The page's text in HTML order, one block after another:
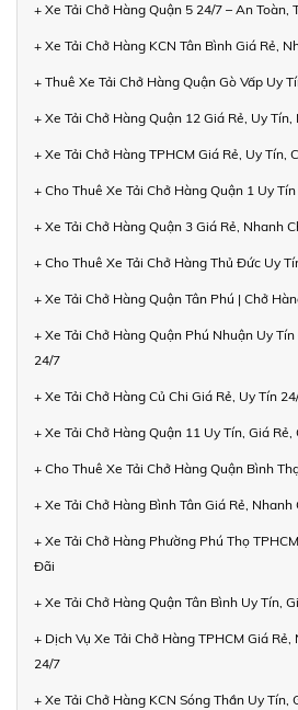
+ Xe Tải Chở Hàng Quận 5 24/7 – An Toàn,
+ Xe Tải Chở Hàng KCN Tân Bình Giá Rẻ,
+ Thuê Xe Tải Chở Hàng Quận Gò Vấp Uy
+ Xe Tải Chở Hàng Quận 12 Giá Rẻ, Uy
+ Xe Tải Chở Hàng TPHCM Giá Rẻ, Uy Tín,
+ Cho Thuê Xe Tải Chở Hàng Quận 1 Uy
+ Xe Tải Chở Hàng Quận 3 Giá Rẻ, Nhanh
+ Cho Thuê Xe Tải Chở Hàng Thủ Đức Uy
+ Xe Tải Chở Hàng Quận Tân Phú | Chở
+ Xe Tải Chở Hàng Quận Phú Nhuận Uy
24/7
+ Xe Tải Chở Hàng Củ Chi Giá Rẻ, Uy Tín
+ Xe Tải Chở Hàng Quận 11 Uy Tín, Giá
+ Cho Thuê Xe Tải Chở Hàng Quận Bình
+ Xe Tải Chở Hàng Bình Tân Giá Rẻ, Nhanh
+ Xe Tải Chở Hàng Phường Phú Thọ
Đãi
+ Xe Tải Chở Hàng Quận Tân Bình Uy Tín,
+ Dịch Vụ Xe Tải Chở Hàng TPHCM Giá Rẻ,
24/7
+ Xe Tải Chở Hàng KCN Sóng Thần Uy Tín,